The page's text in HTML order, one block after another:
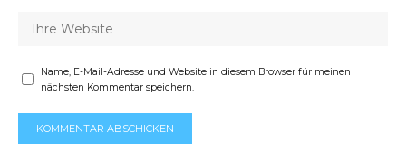
Name, E-Mail-Adresse und Website in diesem Browser für meinen
nächsten Kommentar speichern.